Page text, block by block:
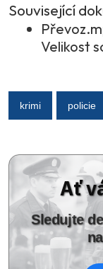
Související
Velikost
krimi policie
Ať
Sledujte